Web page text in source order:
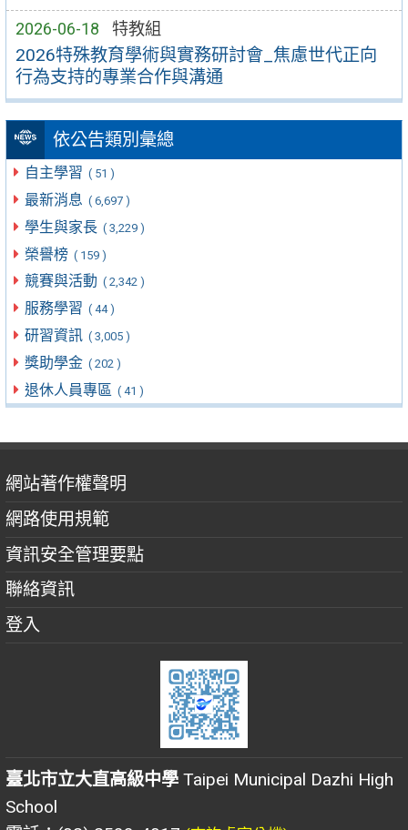
2026-06-18 特教組
2026特殊教育學術與實務研討會_焦慮世代正向
行為支持的專業合作與溝通
依公告類別彙總
自主學習 ( 51 )
最新消息 ( 6,697 )
學生與家長 ( 3,229 )
榮譽榜 ( 159 )
競賽與活動 ( 2,342 )
服務學習 ( 44 )
研習資訊 ( 3,005 )
獎助學金 ( 202 )
退休人員專區 ( 41 )
網站著作權聲明
網路使用規範
資訊安全管理要點
聯絡資訊
登入
臺北市立大直高級中學 Taipei Municipal Dazhi High
School